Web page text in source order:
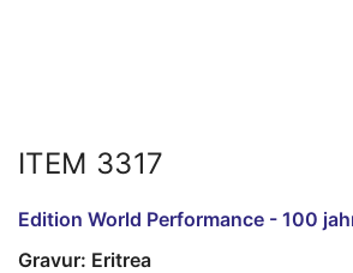
ITEM 3317
Edition World Performance - 100
Gravur: Eritrea